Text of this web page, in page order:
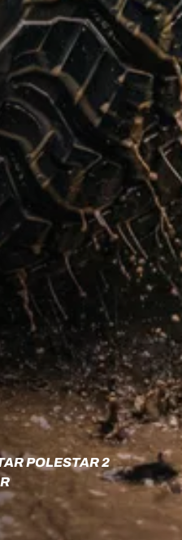
POLESTAR 2